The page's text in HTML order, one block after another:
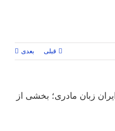
قبلی بعدی
زبان مادری؛ بخشی از